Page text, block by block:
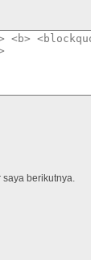
berikutnya.